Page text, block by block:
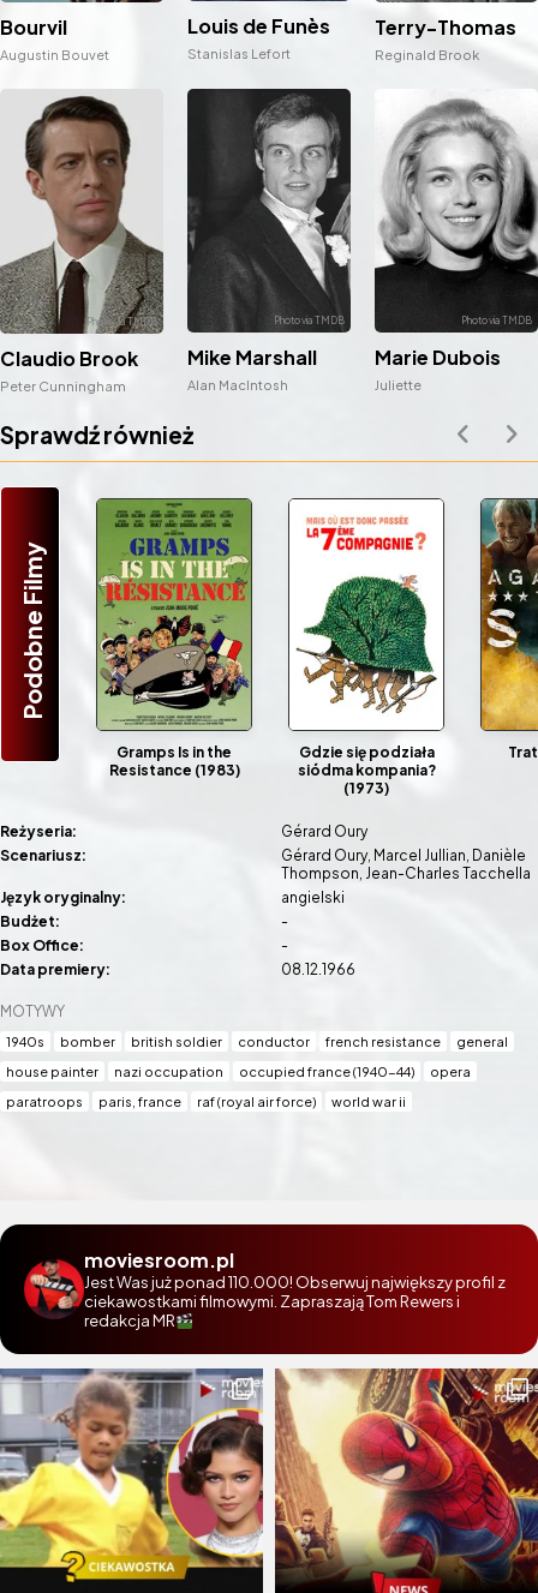
MOTYWY
1940s bomber british soldier conductor french resistance
general
house painter
nazi occupation occupied france (1940-44)
opera
paratroops
paris, france raf (royal air force) world war ii
Bourvil
Augustin Bouvet
Louis de Funès
Stanislas Lefort
Terry-Thomas
Reginald Brook
Claudio Brook
Peter Cunningham
Mike Marshall
Alan MacIntosh
Marie Dubois
Juliette
Sprawdź również
Podobne Filmy
Gramps Is in the
Resistance (1983)
Gdzie się podziała
siódma kompania?
(1973)
Reżyseria:
Gérard Oury
Scenariusz:
Gérard Oury Marcel Jullian Danièle
Thompson Jean-Charles Tacchella
Język oryginalny:
angielski
Budżet:
-
Box Office:
-
Data premiery:
08.12.1966
moviesroom.pl
Jest Was już ponad 110.000! Obserwuj największy profil z
ciekawostkami filmowymi. Zapraszają Tom Rewers i
redakcja MR